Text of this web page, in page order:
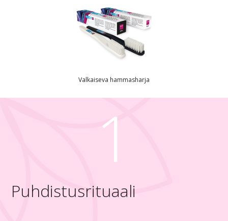
Valkaiseva hammasharja
1
Puhdistusrituaali